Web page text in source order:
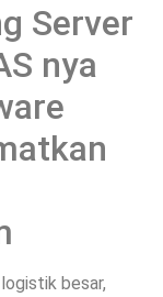
Server
nya
besar,